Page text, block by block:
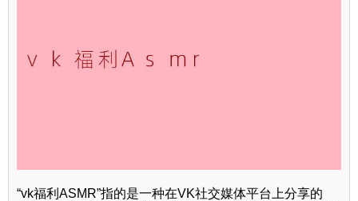
“vk福利ASMR”指的是一种在VK社交媒体平台上分享的